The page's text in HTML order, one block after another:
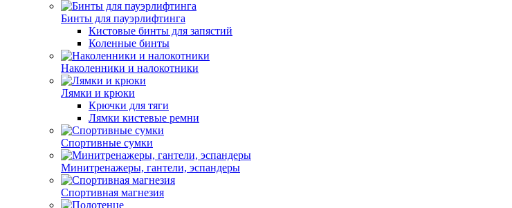
Бинты для пауэрлифтинга
Кистовые бинты для запястий
Коленные бинты
Наколенники и налокотники
Лямки и крюки
Крючки для тяги
Лямки кистевые ремни
Спортивные сумки
Минитренажеры, гантели, эспандеры
Спортивная магнезия